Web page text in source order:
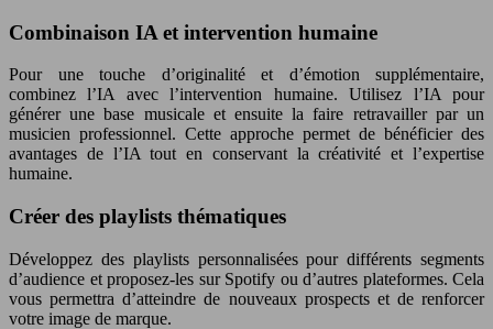
Combinaison IA et intervention humaine
Pour une touche d’originalité et d’émotion supplémentaire,
combinez l’IA avec l’intervention humaine. Utilisez l’IA pour
générer une base musicale et ensuite la faire retravailler par un
musicien professionnel. Cette approche permet de bénéficier des
avantages de l’IA tout en conservant la créativité et l’expertise
humaine.
Créer des playlists thématiques
Développez des playlists personnalisées pour différents segments
d’audience et proposez-les sur Spotify ou d’autres plateformes. Cela
vous permettra d’atteindre de nouveaux prospects et de renforcer
votre image de marque.